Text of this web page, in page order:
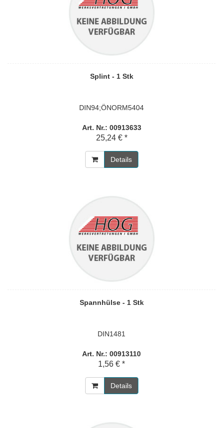
Splint - 1 Stk
DIN94;ÖNORM5404
Art. Nr.: 00913633
25,24 € *
Details
Spannhülse - 1 Stk
DIN1481
Art. Nr.: 00913110
1,56 € *
Details